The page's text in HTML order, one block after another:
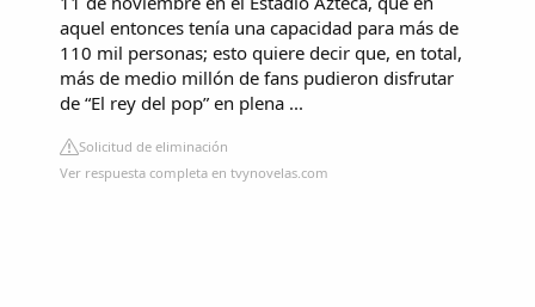
aquel entonces tenía una capacidad para más de
110 mil personas; esto quiere decir que, en total,
más de medio millón de fans pudieron disfrutar
de “El rey del pop” en plena ...
Solicitud de eliminación
Ver respuesta completa en tvynovelas.com